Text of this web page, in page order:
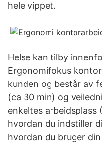
hele vippet.
Helse kan tilby
Ergonomifokus
kunden og består av
(ca 30 min) og
enkeltes arbeidsplass
hvordan du indstiller
hvordan du bruger